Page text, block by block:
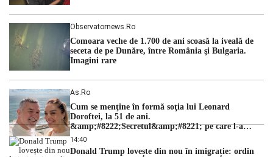
Observatornews.ro
Comoara veche de 1.700 de ani scoasă la iveală de
seceta de pe Dunăre, între România şi Bulgaria.
Imagini rare
As.ro
Cum se menţine în formă soţia lui Leonard
Doroftei, la 51 de ani.
&amp;#8222;Secretul&amp;#8221; pe care l-a
dezvăluit
14:40
Donald Trump lovește din nou în imigrație: ordin